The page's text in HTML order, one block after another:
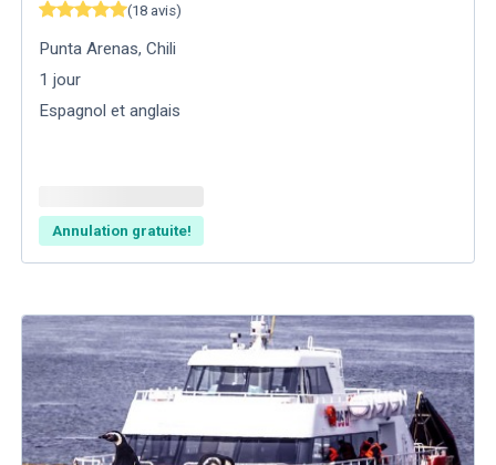
(18 avis)
Punta Arenas,Chili
1 jour
Espagnol et anglais
Annulation gratuite!